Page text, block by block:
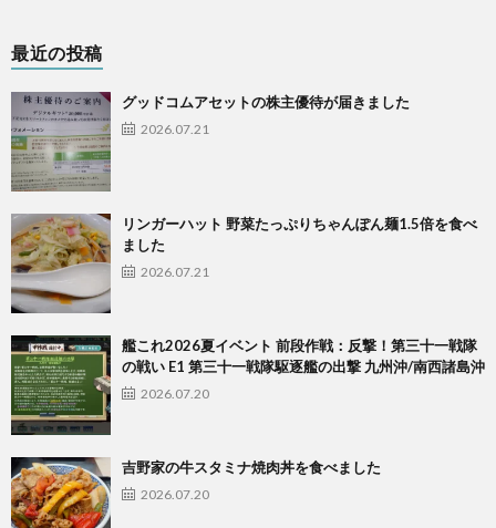
最近の投稿
グッドコムアセットの株主優待が届きました
2026.07.21
リンガーハット 野菜たっぷりちゃんぽん麺1.5倍を食べ
ました
2026.07.21
艦これ2026夏イベント 前段作戦：反撃！第三十一戦隊
の戦い E1 第三十一戦隊駆逐艦の出撃 九州沖/南西諸島沖
2026.07.20
吉野家の牛スタミナ焼肉丼を食べました
2026.07.20